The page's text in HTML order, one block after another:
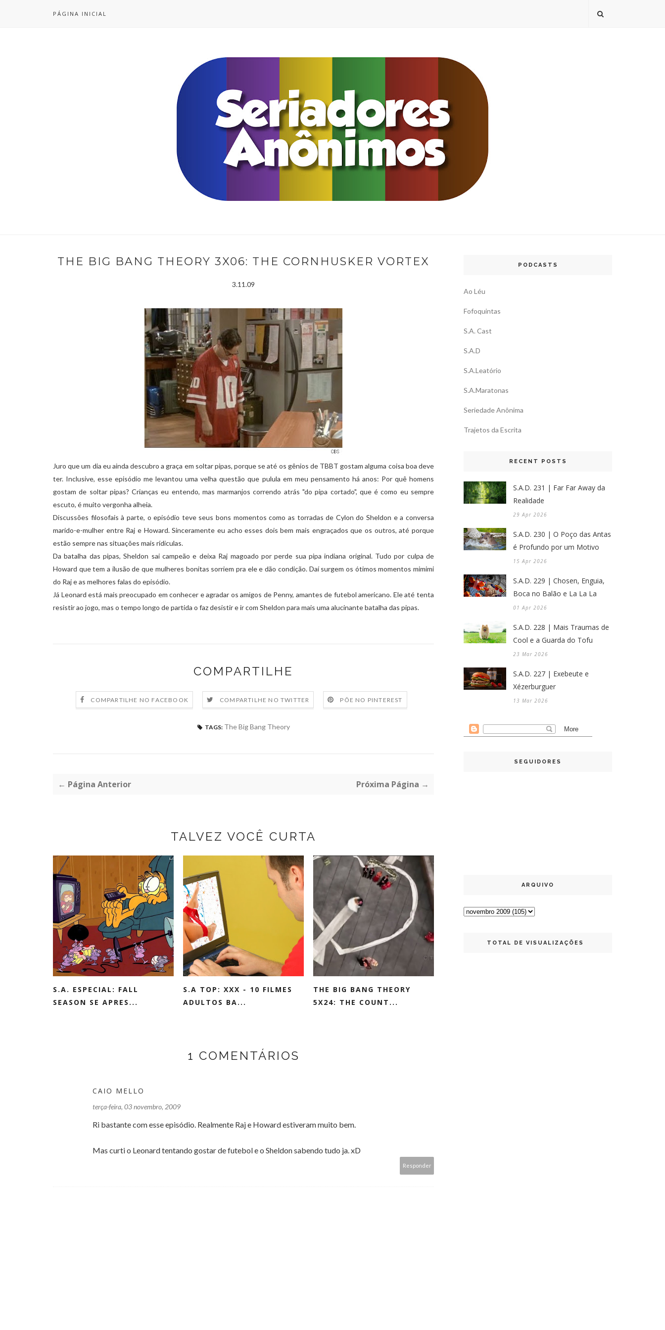
PÁGINA INICIAL
THE BIG BANG THEORY 3X06: THE CORNHUSKER VORTEX
3.11.09
Juro que um dia eu ainda descubro a graça em soltar pipas, porque se até os gênios de TBBT gostam alguma coisa boa deve
ter. Inclusive, esse episódio me levantou uma velha questão que pulula em meu pensamento há anos: Por quê homens
gostam de soltar pipas? Crianças eu entendo, mas marmanjos correndo atrás "do pipa cortado", que é como eu sempre
escuto, é muito vergonha alheia.
Discussões filosofais à parte, o episódio teve seus bons momentos como as torradas de Cylon do Sheldon e a conversa
marido-e-mulher entre Raj e Howard. Sinceramente eu acho esses dois bem mais engraçados que os outros, até porque
estão sempre nas situações mais rídiculas.
Da batalha das pipas, Sheldon sai campeão e deixa Raj magoado por perde sua pipa indiana original. Tudo por culpa de
Howard que tem a ilusão de que mulheres bonitas sorriem pra ele e dão condição. Daí surgem os ótimos momentos mimimi
do Raj e as melhores falas do episódio.
Já Leonard está mais preocupado em conhecer e agradar os amigos de Penny, amantes de futebol americano. Ele até tenta
resistir ao jogo, mas o tempo longo de partida o faz desistir e ir com Sheldon para mais uma alucinante batalha das pipas.
COMPARTILHE
COMPARTILHE NO FACEBOOK COMPARTILHE NO TWITTER PÕE NO PINTEREST
TAGS: The Big Bang Theory
← Página Anterior Próxima Página →
TALVEZ VOCÊ CURTA
S.A. ESPECIAL: FALL
SEASON SE APRES...
S.A TOP: XXX - 10 FILMES
ADULTOS BA...
THE BIG BANG THEORY
5X24: THE COUNT...
1 COMENTÁRIOS
CAIO MELLO
terça-feira, 03 novembro, 2009
Ri bastante com esse episódio. Realmente Raj e Howard estiveram muito bem.
Mas curti o Leonard tentando gostar de futebol e o Sheldon sabendo tudo ja. xD
Responder
PODCASTS
Ao Léu
Fofoquintas
S.A. Cast
S.A.D
S.A.Leatório
S.A.Maratonas
Seriedade Anônima
Trajetos da Escrita
RECENT POSTS
S.A.D. 231 | Far Far Away da
Realidade
29 Apr 2026
S.A.D. 230 | O Poço das Antas
é Profundo por um Motivo
15 Apr 2026
S.A.D. 229 | Chosen, Enguia,
Boca no Balão e La La La
01 Apr 2026
S.A.D. 228 | Mais Traumas de
Cool e a Guarda do Tofu
23 Mar 2026
S.A.D. 227 | Exebeute e
Xézerburguer
13 Mar 2026
SEGUIDORES
ARQUIVO
TOTAL DE VISUALIZAÇÕES